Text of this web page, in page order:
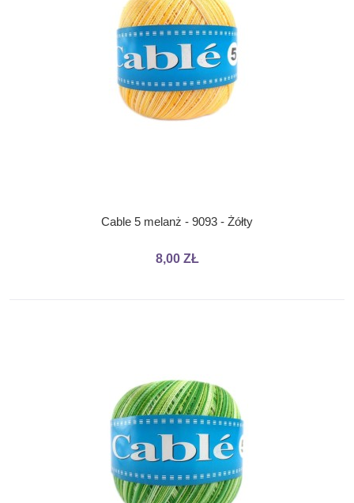
Cable 5 melanż - 9093 - Żółty
8,00 ZŁ